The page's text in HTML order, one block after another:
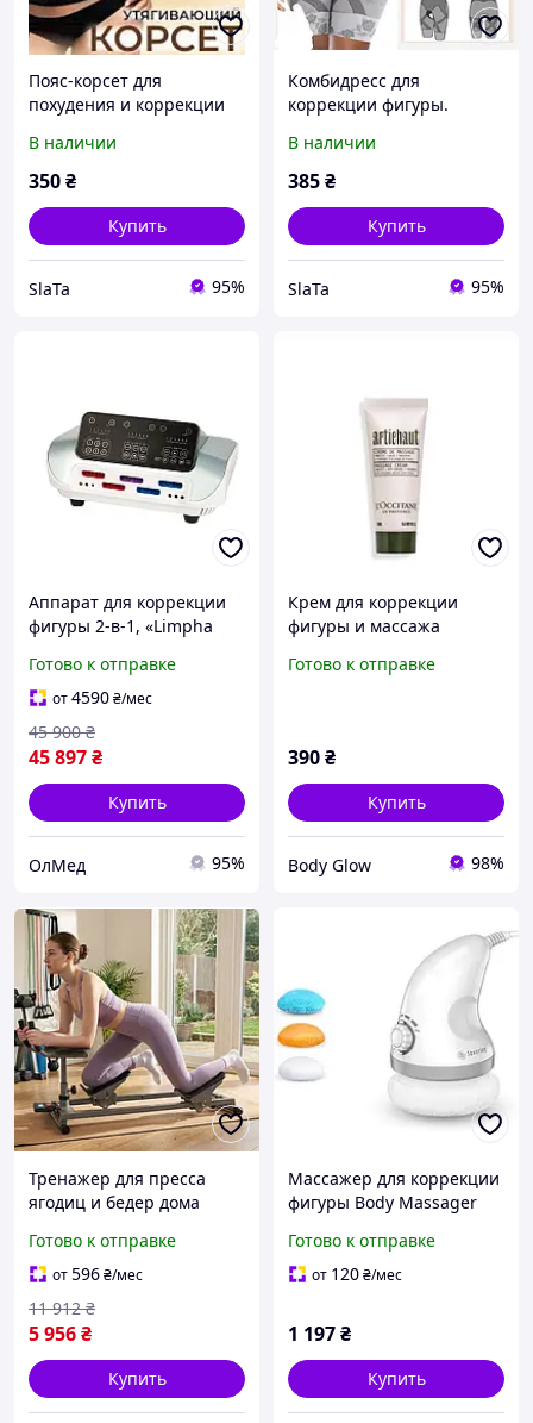
Пояс-корсет для
похудения и коррекции
бандаж, сильная утяжка ,
цвет черный
В наличии
350₴
Купить
SlaTa 95%
Комбидресс для
коррекции фигуры.
больших размеров,
СЕРЫЙ
В наличии
385₴
Купить
SlaTa 95%
Аппарат для коррекции
фигуры 2-в-1, «Limpha
Готово к отправке
от4590₴/мес
45 897₴
45 900 ₴
Купить
ОлМед 95%
Крем для коррекции
фигуры и массажа
размер) L'Occitane, 20 ml
Готово к отправке
390₴
Купить
Body Glow 98%
Тренажер для пресса
ягодиц и бедер дома
Домашние тренажеры
для кардио коррекции
фигуры
Готово к отправке
от596₴/мес
5 956₴
11 912 ₴
Купить
Массажер для коррекции
фигуры Body Massager
массажер для тела
Готово к отправке
от 120₴/мес
1 197₴
Купить